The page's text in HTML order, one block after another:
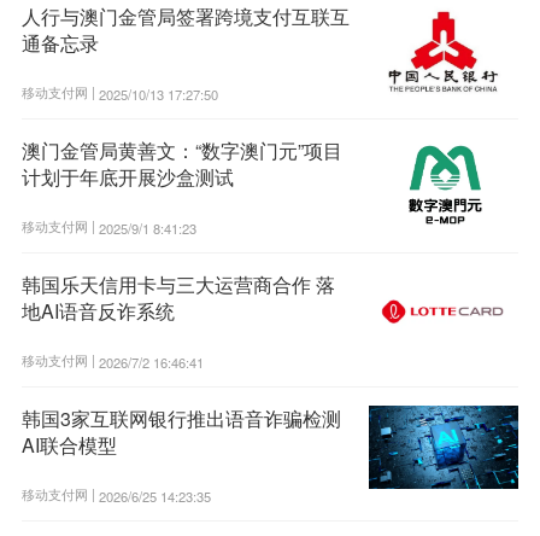
人行与澳门金管局签署跨境支付互联互
通备忘录
移动支付网 | 2025/10/13 17:27:50
澳门金管局黄善文：“数字澳门元”项目
计划于年底开展沙盒测试
移动支付网 | 2025/9/1 8:41:23
韩国乐天信用卡与三大运营商合作 落
地AI语音反诈系统
移动支付网 | 2026/7/2 16:46:41
韩国3家互联网银行推出语音诈骗检测
AI联合模型
移动支付网 | 2026/6/25 14:23:35